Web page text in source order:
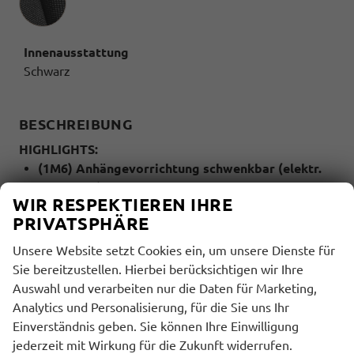
Innenausstattung
Schwarz
BESCHREIBUNG
HIGHLIGHTS:
(1M6) Anhängevorrichtung schwenkbar (elektr.
(9AK) Klimaautomatik (Climatronic mit
Stauluftregelung)
(4A3) Sitzheizung für Vordersitze
(QR9) Verkehrszeichenerkennung
(6I1) Spurhalteassistent - Lane Assist (ohne
HOD)
(KA2) Rückfahrkamera
WIR RESPEKTIEREN IHRE
PRIVATSPHÄRE
Unsere Website setzt Cookies ein, um unsere Dienste für
Sie bereitzustellen. Hierbei berücksichtigen wir Ihre
Auswahl und verarbeiten nur die Daten für Marketing,
Analytics und Personalisierung, für die Sie uns Ihr
Einverständnis geben. Sie können Ihre Einwilligung
jederzeit mit Wirkung für die Zukunft widerrufen.